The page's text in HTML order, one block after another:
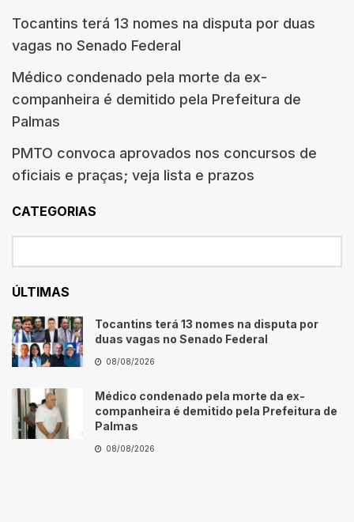
Tocantins terá 13 nomes na disputa por duas
vagas no Senado Federal
Médico condenado pela morte da ex-
companheira é demitido pela Prefeitura de
Palmas
PMTO convoca aprovados nos concursos de
oficiais e praças; veja lista e prazos
CATEGORIAS
ÚLTIMAS
Tocantins terá 13 nomes na disputa por
duas vagas no Senado Federal
08/08/2026
Médico condenado pela morte da ex-
companheira é demitido pela Prefeitura de
Palmas
08/08/2026